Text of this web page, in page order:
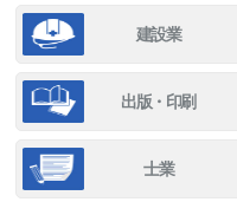
建設業
出版・印刷
士業